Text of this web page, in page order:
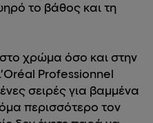
το βάθος και τη
χρώμα όσο και στην
Professionnel
σειρές για βαμμένα
περισσότερο τον